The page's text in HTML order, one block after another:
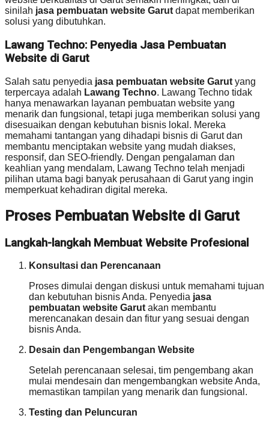
sinilah jasa pembuatan website Garut dapat memberikan
solusi yang dibutuhkan.
Lawang Techno: Penyedia Jasa Pembuatan
Website di Garut
Salah satu penyedia jasa pembuatan website Garut yang
terpercaya adalah Lawang Techno. Lawang Techno tidak
hanya menawarkan layanan pembuatan website yang
menarik dan fungsional, tetapi juga memberikan solusi yang
disesuaikan dengan kebutuhan bisnis lokal. Mereka
memahami tantangan yang dihadapi bisnis di Garut dan
membantu menciptakan website yang mudah diakses,
responsif, dan SEO-friendly. Dengan pengalaman dan
keahlian yang mendalam, Lawang Techno telah menjadi
pilihan utama bagi banyak perusahaan di Garut yang ingin
memperkuat kehadiran digital mereka.
Proses Pembuatan Website di Garut
Langkah-langkah Membuat Website Profesional
Konsultasi dan Perencanaan
Proses dimulai dengan diskusi untuk memahami tujuan
dan kebutuhan bisnis Anda. Penyedia jasa
pembuatan website Garut akan membantu
merencanakan desain dan fitur yang sesuai dengan
bisnis Anda.
Desain dan Pengembangan Website
Setelah perencanaan selesai, tim pengembang akan
mulai mendesain dan mengembangkan website Anda,
memastikan tampilan yang menarik dan fungsional.
Testing dan Peluncuran